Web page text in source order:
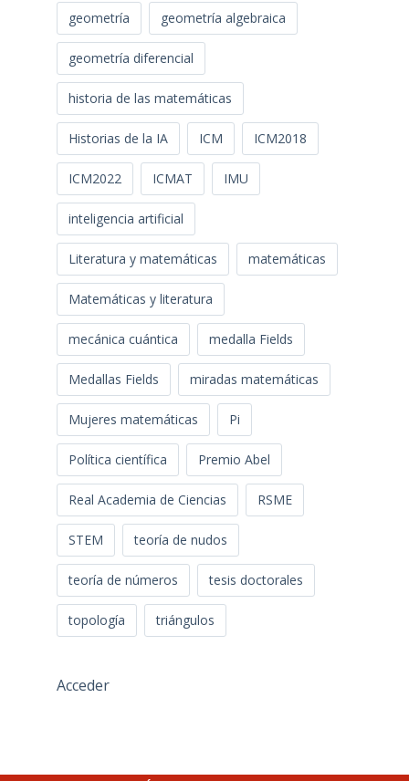
geometría geometría algebraica
geometría diferencial
historia de las matemáticas
Historias de la IA ICM ICM2018
ICM2022 ICMAT IMU
inteligencia artificial
Literatura y matemáticas matemáticas
Matemáticas y literatura
mecánica cuántica medalla Fields
Medallas Fields miradas matemáticas
Mujeres matemáticas Pi
Política científica Premio Abel
Real Academia de Ciencias RSME
STEM teoría de nudos
teoría de números tesis doctorales
topología triángulos
Acceder